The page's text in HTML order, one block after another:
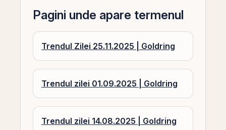
Pagini unde apare termenul
Trendul Zilei 25.11.2025 | Goldring
Trendul zilei 01.09.2025 | Goldring
Trendul zilei 14.08.2025 | Goldring